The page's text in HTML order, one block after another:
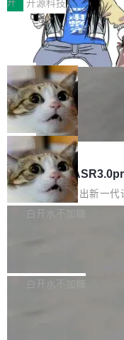
装完即用。 开源地址：
b 安装 支持 Java 8+（
x / Windows /
x / Harmony PC curl -
r.org/solon...
体。企业级代码仓库通
个文件，其规模远超单次
文窗口。随着项目规模
不断累积，代码仓中的
务逻辑等关键信息往往
件之中，形成高度复杂
代码检索手段（如关键词
在语法层面完成文本定位
内涵与结构关联，导致开
理解大规模代码仓时面临
颈。 代码仓深度理解服
e深度理解服务"）是华
开 开源科技
一条“删库”命令跑 17
师删光 89TB 数据只为
最高人民检察院8月4日
名90后算法工程师王某
服务器空间，删光了公
数据。 王某2024年1月入
短剧部门，有互联网大厂
调整期间，部门三次通知
移到B集群，王某都回复
数据。2024年9月3日下
的账号密码进入A集群，
称为"删库跑路"的命令
自研的多个文生3D和...
局
Cloudflare 分享推理优
che 量化 + 权重压缩，
1%，成本降 30%
Kimi 和 GLM 是当前最
它们有一个共同的问题
的 Kimi K 系列和智谱的
oE 架构的大模型，好用
存永远不够用。
一直在跑这些模型的推理
整性保护。效果是：吞吐
局
腾讯混元 Hy
腾讯混元正式推出新一代
3.0preview。基于最新一
让语音识别不再只是听清
白开水不加糖
新和少量网页兼容性修
白开水不加糖